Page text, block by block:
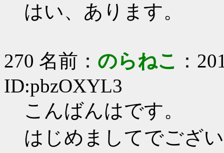
はい、あります。
270 名前： のらねこ ：
ID:pbzOXYL3
こんばんはです。
はじめましてでござ